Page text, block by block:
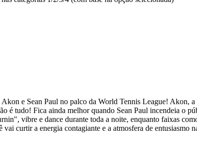
Akon e Sean Paul no palco da World Tennis League!
é tudo! Fica ainda melhor quando Sean Paul incendeia o
vibre e dance durante toda a noite, enquanto faixas
vai curtir a energia contagiante e a atmosfera de